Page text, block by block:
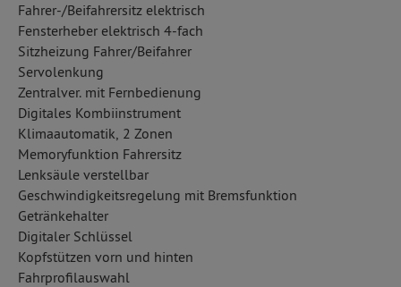
Fahrer-/Beifahrersitz elektrisch
Fensterheber elektrisch 4-fach
Sitzheizung Fahrer/Beifahrer
Servolenkung
Zentralver. mit Fernbedienung
Digitales Kombiinstrument
Klimaautomatik, 2 Zonen
Memoryfunktion Fahrersitz
Lenksäule verstellbar
Geschwindigkeitsregelung mit Bremsfunktion
Getränkehalter
Digitaler Schlüssel
Kopfstützen vorn und hinten
Fahrprofilauswahl